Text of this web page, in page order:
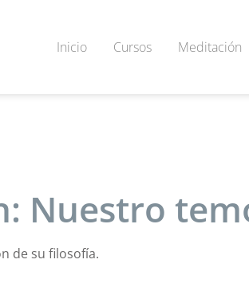
Inicio Cursos Meditación
Nuestro
de su filosofía.